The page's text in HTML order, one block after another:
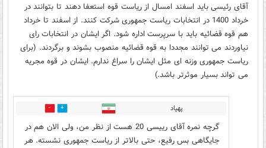
آقای رئیسی باید اسفند امسال از ریاست قوه استعفا دهند تا بتوانند در
خرداد 1400 در انتخابات ریاست جمهوری شرکت کنند. از اسفند تا خرداد
هم قوه قضائیه باید با سرپرست اداره شود. اگر ایشان در انتخابات رای
نیاوردند می توانند مجددا به قوه قضائیه منصوب بشوند و برگردند. (برای
ریاست جمهوری وزنه ای مثل ایشان را سراغ ندارم. ایشان در قوه مجریه
می تواند بسیار موثرتر باشد.)
پهپاد 1
گرچه نمره آقای رییسی 20 هست از نظر من، ولی الان هم در
جایگاهی بس رفیع، حتی بالاتر از ریاست جمهوری نشسته. هر